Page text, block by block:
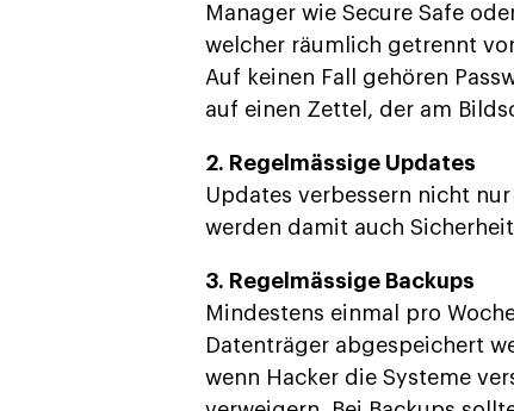
Manager wie Secure Safe
welcher räumlich getrennt
Auf keinen Fall gehören
auf einen Zettel, der am
2. Regelmässige Updates
Updates verbessern nicht
werden damit auch
3. Regelmässige Backups
Mindestens einmal pro
Datenträger abgespeichert
wenn Hacker die Systeme